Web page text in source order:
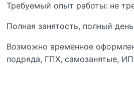
Требуемый опыт работы: не
Полная занятость, полный день
Возможно временное
подряда, ГПХ, самозанятые, ИП